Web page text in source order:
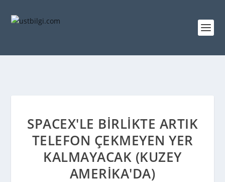
SPACEX'LE BIRLIKTE ARTIK
TELEFON ÇEKMEYEN YER
KALMAYACAK (KUZEY
AMERIKA'DA)